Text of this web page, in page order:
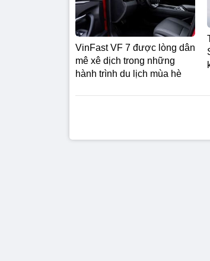
VinFast VF 7 được lòng dân
mê xê dịch trong những
hành trình du lịch mùa hè